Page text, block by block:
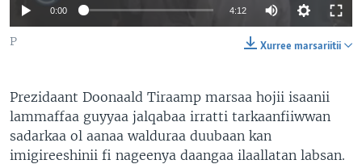
Auto 240p 360p 480p
720p 1080p
0:00 4:12
480p
720p
1080p
Xurree marsariitii
P
Prezidaant Doonaald Tiraamp marsaa hojii isaanii
lammaffaa guyyaa jalqabaa irratti tarkaanfiiwwan
sadarkaa ol aanaa walduraa duubaan kan
imigireeshinii fi nageenya daangaa ilaallatan labsan.